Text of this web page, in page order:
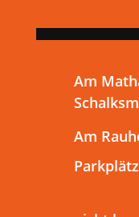
Am
Am